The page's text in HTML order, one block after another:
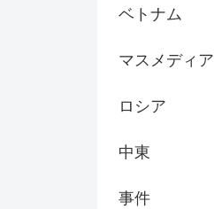
ベトナム
マスメディア
ロシア
中東
事件